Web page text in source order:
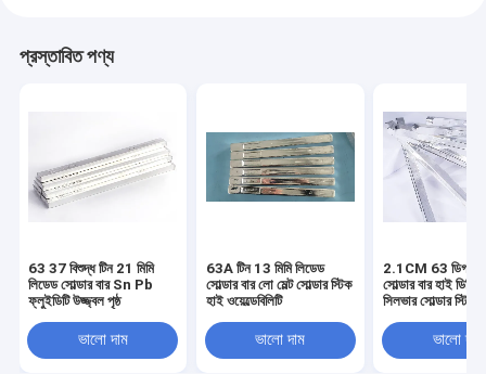
প্রস্তাবিত পণ্য
63 37 বিশুদ্ধ টিন 21 মিমি
লিডেড সোল্ডার বার Sn Pb
ফ্লুইডিটি উজ্জ্বল পৃষ্ঠ
ভালো দাম
63A টিন 13 মিমি লিডেড
সোল্ডার বার লো মেল্ট সোল্ডার স্টিক
হাই ওয়েল্ডেবিলিটি
ভালো দাম
2.1CM 63 ডিগ্রী
সোল্ডার বার হাই
সিলভার সোল্ডার স্টিকস
ভালো দাম